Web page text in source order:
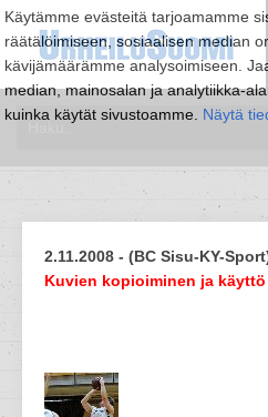
Käytämme evästeitä tarjoamamme
räätälöimiseen, sosiaalisen median
kävijämäärämme analysoimiseen.
median, mainosalan ja analytiikka-
kuinka käytät sivustoamme. Näytä
2.11.2008 - (BC Sisu-KY-
Kuvien kopioiminen ja